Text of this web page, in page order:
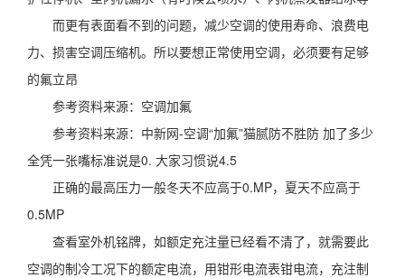
而更有表面看不到的问题，减少空调的使用寿命、浪费电
力、损害空调压缩机。所以要想正常使用空调，必须要有足够
的氟立昂
参考资料来源：空调加氟
参考资料来源：中新网-空调“加氟”猫腻防不胜防 加了多少
全凭一张嘴标准说是0. 大家习惯说4.5
正确的最高压力一般冬天不应高于0.MP，夏天不应高于
0.5MP
查看室外机铭牌，如额定充注量已经看不清了，就需要此
空调的制冷工况下的额定电流，用钳形电流表钳电流，充注制